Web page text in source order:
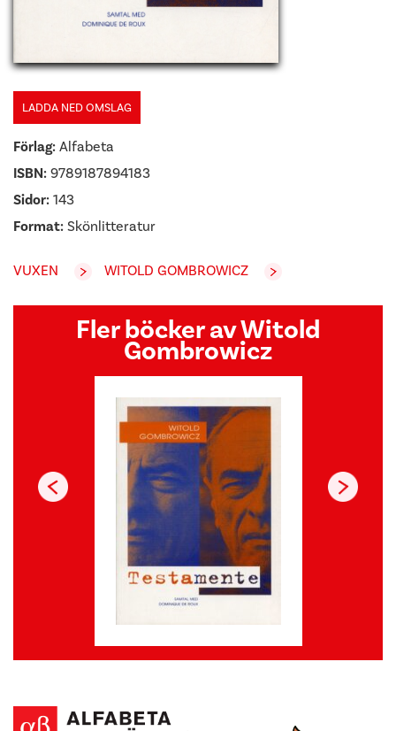
LADDA NED OMSLAG
Förlag: Alfabeta
ISBN: 9789187894183
Sidor: 143
Format: Skönlitteratur
VUXEN WITOLD GOMBROWICZ
Fler böcker av Witold
Gombrowicz